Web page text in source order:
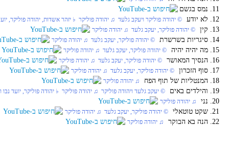
11. נמס בגשם
12. לא יודע
© יהודה פוליקר ויעקב גלעד ♫ יהודה פוליקר ♭ יזהר אשדות, יהודה פוליקר,
13. קין © יהודה פוליקר, יעקב גלעד ♫ יהודה פוליקר
14. סיגריות בשרשרת © יהודה פוליקר, יעקב גלעד ♫ יהודה פוליקר
15. מה יהיה יהיה © יהודה פוליקר, יעקב גלעד ♫ יהודה פוליקר
16. הנסיך המאושר © יהודה פוליקר, יעקב גלעד ♫ יהודה פוליקר
17. סוף הזכרון © יהודה פוליקר, יעקב גלעד ♫ יהודה פוליקר
18. המנטליות של תוף הפח ♫ יהודה פוליקר
19. והילדים באים © יעקב גלעד ויהודה פוליקר ♫ יהודה פוליקר ♭ יהודה פוליקר, יועד נבו
20. נני ♫ יהודה פוליקר
21. שקט טוטאלי © יהודה פוליקר, יעקב גלעד ♫ יהודה פוליקר
22. הנה בא הבוקר ♫ יהודה פוליקר